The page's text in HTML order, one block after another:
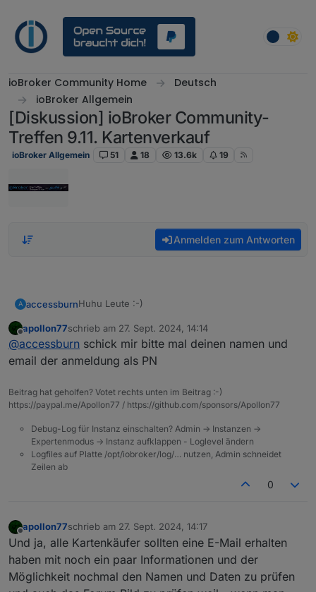
ioBroker Community Home
Deutsch
ioBroker Allgemein
[Diskussion] ioBroker Community-
Treffen 9.11. Kartenverkauf
ioBroker Allgemein 51 18 13.6k 19
Anmelden zum Antworten
A accessburnHuhu Leute :-)
Damals schon die Ticketmail und jetzt fehlt mir
auch die Mail mit dem Verknüpfen des Forums
(Usertreffen Visitenkarte Editor
davon erfahren. Ich habe den Link bekommen und
Profil zu verknüpfen, aber ich sehe hier leider
keinen Absenden-Button nach dem eingaben des
Nicknamens.
Habt ihr einen Tip für mich?
Toby
PS: Eine E-Mail hatte ich bereits geschrieben, bis
dato keine Antwort.
apollon77schrieb am 27. Sept. 2024, 14:14
zuletzt editiert von
@accessburn schick mir bitte mal deinen namen und
email der anmeldung als PN
Beitrag hat geholfen? Votet rechts unten im Beitrag :-)
https://paypal.me/Apollon77 / https://github.com/sponsors/Apollon77
Debug-Log für Instanz einschalten? Admin -> Instanzen ->
Expertenmodus -> Instanz aufklappen - Loglevel ändern
Logfiles auf Platte /opt/iobroker/log/… nutzen, Admin schneidet
Zeilen ab
0
Offline
apollon77schrieb am 27. Sept. 2024, 14:17
zuletzt editiert von
Und ja, alle Kartenkäufer sollten eine E-Mail erhalten
haben mit noch ein paar Informationen und der
Möglichkeit nochmal den Namen und Daten zu prüfen